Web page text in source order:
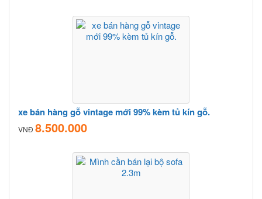
xe bán hàng gỗ vintage mới 99% kèm tủ kín gỗ.
VNĐ 8.500.000